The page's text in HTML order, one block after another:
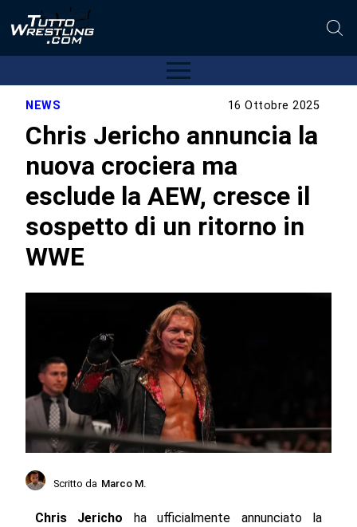
NEWS 16 Ottobre 2025
Chris Jericho annuncia la
nuova crociera ma
esclude la AEW, cresce il
sospetto di un ritorno in
WWE
Scritto da Marco M.
Chris Jericho ha ufficialmente annunciato la